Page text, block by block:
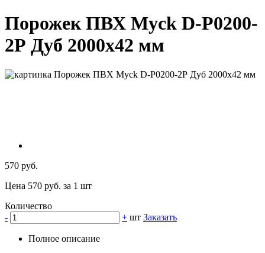
Порожек ПВХ Myck D-P0200-
2Р Дуб 2000х42 мм
570 руб.
Цена 570 руб. за 1 шт
Количество
-
+ шт Заказать
Полное описание